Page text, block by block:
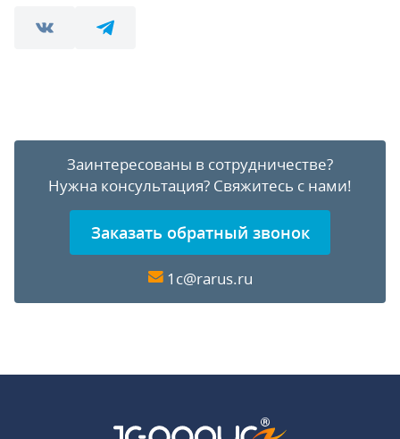
Заинтересованы в сотрудничестве?
Нужна консультация? Свяжитесь с нами!
Заказать обратный звонок
1c@rarus.ru